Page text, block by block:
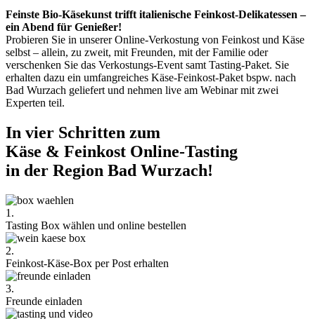
Feinste Bio-Käsekunst trifft italienische Feinkost-Delikatessen –
ein Abend für Genießer!
Probieren Sie in unserer Online-Verkostung von Feinkost und Käse
selbst – allein, zu zweit, mit Freunden, mit der Familie oder
verschenken Sie das Verkostungs-Event samt Tasting-Paket. Sie
erhalten dazu ein umfangreiches Käse-Feinkost-Paket bspw. nach
Bad Wurzach geliefert und nehmen live am Webinar mit zwei
Experten teil.
In vier Schritten zum
Käse & Feinkost Online-Tasting
in der Region Bad Wurzach!
1.
Tasting Box wählen und online bestellen
2.
Feinkost-Käse-Box per Post erhalten
3.
Freunde einladen